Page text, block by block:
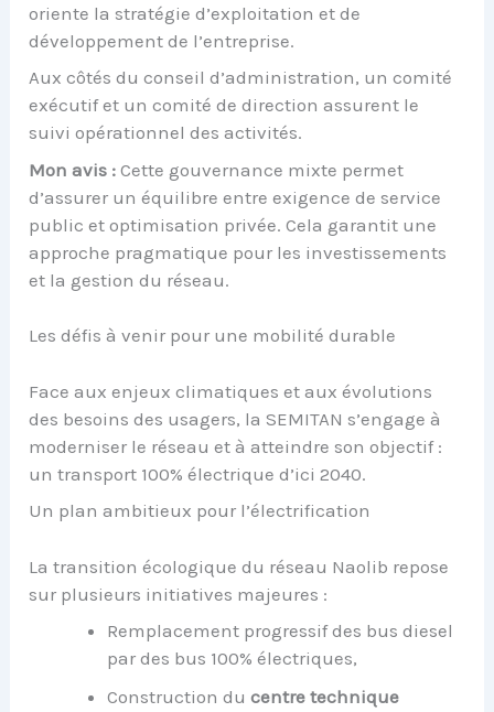
oriente la stratégie d’exploitation et de
développement de l’entreprise.
Aux côtés du conseil d’administration, un comité
exécutif et un comité de direction assurent le
suivi opérationnel des activités.
Mon avis : Cette gouvernance mixte permet
d’assurer un équilibre entre exigence de service
public et optimisation privée. Cela garantit une
approche pragmatique pour les investissements
et la gestion du réseau.
Les défis à venir pour une mobilité durable
Face aux enjeux climatiques et aux évolutions
des besoins des usagers, la SEMITAN s’engage à
moderniser le réseau et à atteindre son objectif :
un transport 100% électrique d’ici 2040.
Un plan ambitieux pour l’électrification
La transition écologique du réseau Naolib repose
sur plusieurs initiatives majeures :
Remplacement progressif des bus diesel
par des bus 100% électriques,
Construction ducentre technique